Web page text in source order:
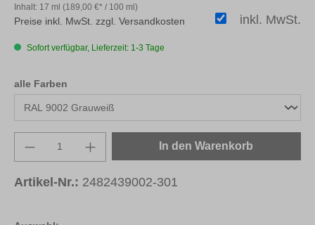
Inhalt: 17 ml (189,00 €* / 100 ml)
inkl. MwSt.
Preise inkl. MwSt. zzgl. Versandkosten
Sofort verfügbar, Lieferzeit: 1-3 Tage
alle Farben
Produkt Anzahl: Gib den gewünschten
In den Warenkorb
Artikel-Nr.: 2482439002-301